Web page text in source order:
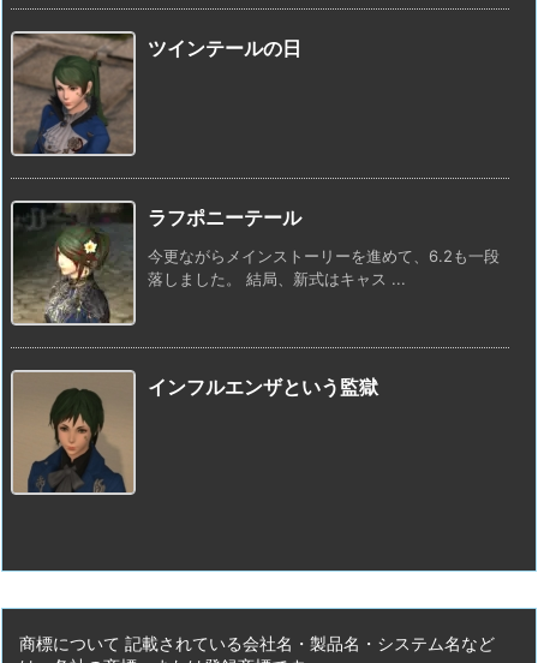
ツインテールの日
ラフポニーテール
今更ながらメインストーリーを進めて、6.2も一段
落しました。 結局、新式はキャス ...
インフルエンザという監獄
商標について 記載されている会社名・製品名・システム名など